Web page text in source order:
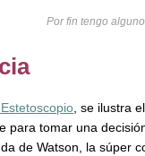
Por fin tengo
, se ilustra
para tomar una
de Watson, la súper